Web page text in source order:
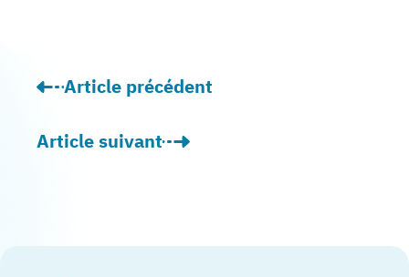
Article précédent
: Remise de prix à l’IME pour les
Article suivant
: L’hôpital de jour adulte au rendez-vous